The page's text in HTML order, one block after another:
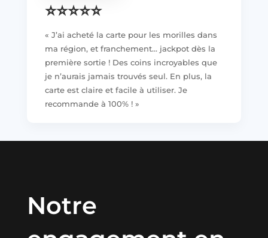
⭐️⭐️⭐️⭐️⭐️
« J’ai acheté la carte pour les morilles dans
ma région, et franchement… jackpot dès la
première sortie ! Des coins incroyables que
je n’aurais jamais trouvés seul. En plus, la
carte est claire et facile à utiliser. Je
recommande à 100% ! »
Notre